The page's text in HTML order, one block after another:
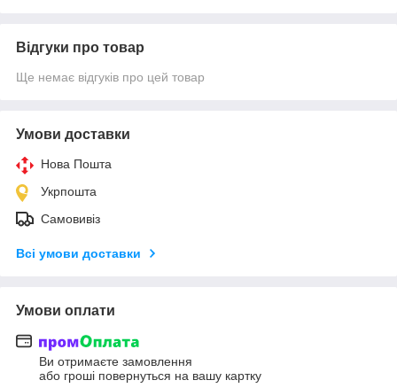
Відгуки про товар
Ще немає відгуків про цей товар
Умови доставки
Нова Пошта
Укрпошта
Самовивіз
Всі умови доставки
Умови оплати
Ви отримаєте замовлення
або гроші повернуться на вашу картку